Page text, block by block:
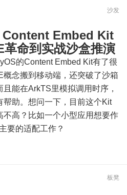
沙发
Embed Kit
命到实战沙盒推演
的Content Embed Kit有了很
念搬到移动端，还突破了沙箱
能在ArkTS里模拟调用时序，
帮助。想问一下，目前这个Kit
不高？比如一个小型应用想要作
要的适配工作？
板凳